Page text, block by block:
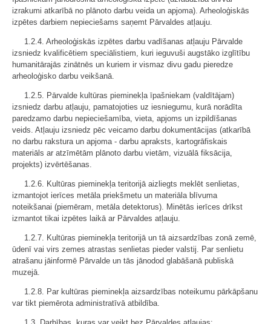
izrakumi atkarībā no plānoto darbu veida un apjoma). Arheoloģiskās
izpētes darbiem nepieciešams saņemt Pārvaldes atļauju.
1.2.4. Arheoloģiskās izpētes darbu vadīšanas atļauju Pārvalde
izsniedz kvalificētiem speciālistiem, kuri ieguvuši augstāko izglītību
humanitārajās zinātnēs un kuriem ir vismaz divu gadu pieredze
arheoloģisko darbu veikšanā.
1.2.5. Pārvalde kultūras pieminekļa īpašniekam (valdītājam)
izsniedz darbu atļauju, pamatojoties uz iesniegumu, kurā norādīta
paredzamo darbu nepieciešamība, vieta, apjoms un izpildīšanas
veids. Atļauju izsniedz pēc veicamo darbu dokumentācijas (atkarībā
no darbu rakstura un apjoma - darbu apraksts, kartogrāfiskais
materiāls ar atzīmētām plānoto darbu vietām, vizuālā fiksācija,
projekts) izvērtēšanas.
1.2.6. Kultūras pieminekļa teritorijā aizliegts meklēt senlietas,
izmantojot ierīces metāla priekšmetu un materiāla blīvuma
noteikšanai (piemēram, metāla detektorus). Minētās ierīces drīkst
izmantot tikai izpētes laikā ar Pārvaldes atļauju.
1.2.7. Kultūras pieminekļa teritorijā un tā aizsardzības zonā zemē,
ūdenī vai virs zemes atrastas senlietas pieder valstij. Par senlietu
atrašanu jāinformē Pārvalde un tās jānodod glabāšanā publiskā
muzejā.
1.2.8. Par kultūras pieminekļa aizsardzības noteikumu pārkāpšanu
var tikt piemērota administratīvā atbildība.